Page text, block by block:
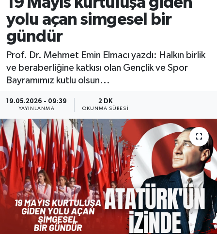
yolu açan simgesel bir
gündür
Prof. Dr. Mehmet Emin Elmacı yazdı: Halkın birlik
ve beraberliğine katkısı olan Gençlik ve Spor
Bayramımız kutlu olsun...
19.05.2026 - 09:39
YAYINLANMA
2 DK
OKUNMA SÜRESI
Spor
Ekonomi
Sağlık
Magazin
Kültür Sanat
Resmi Reklam
Röportajlar
Tüm Manşetler
Son Dakika Haberleri
Haber Arşivi